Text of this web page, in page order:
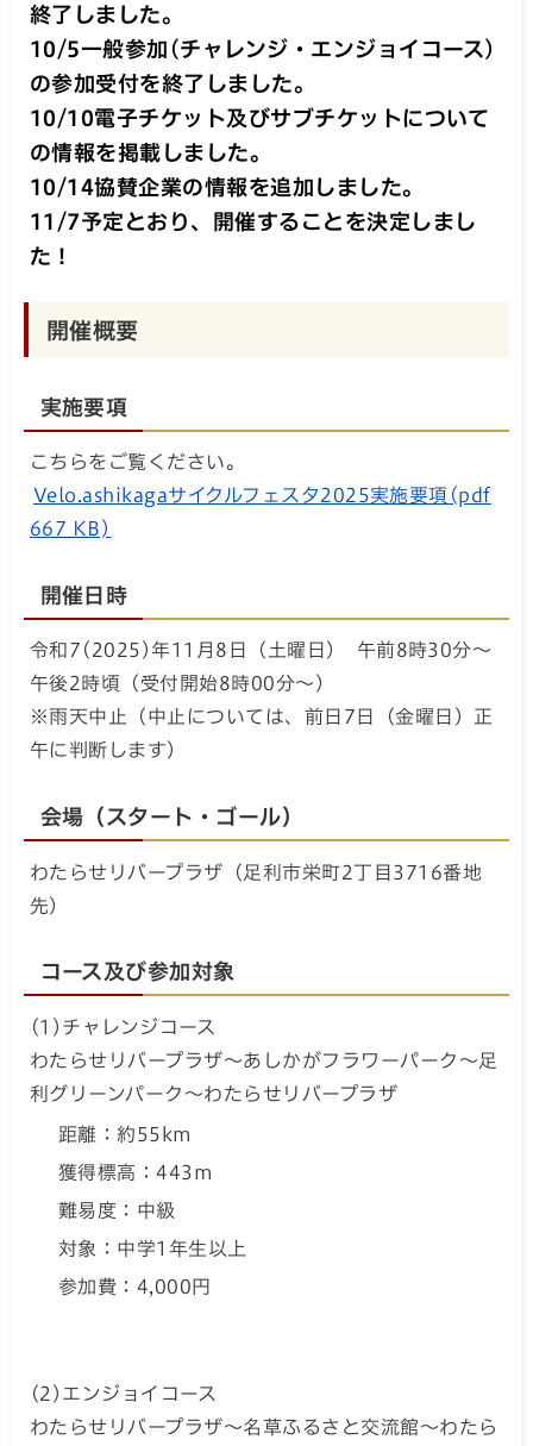
終了しました。
10/5一般参加(チャレンジ・エンジョイコース)
の参加受付を終了しました。
10/10電子チケット及びサブチケットについて
の情報を掲載しました。
10/14協賛企業の情報を追加しました。
11/7予定とおり、開催することを決定しまし
た！
開催概要
実施要項
こちらをご覧ください。
Velo.ashikagaサイクルフェスタ2025実施要項(pdf
667 KB)
開催日時
令和7(2025)年11月8日（土曜日） 午前8時30分～
午後2時頃（受付開始8時00分～）
※雨天中止（中止については、前日7日（金曜日）正
午に判断します）
会場（スタート・ゴール）
わたらせリバープラザ（足利市栄町2丁目3716番地
先）
コース及び参加対象
(1)チャレンジコース
わたらせリバープラザ～あしかがフラワーパーク～足
利グリーンパーク～わたらせリバープラザ
距離：約55km
獲得標高：443m
難易度：中級
対象：中学1年生以上
参加費：4,000円
(2)エンジョイコース
わたらせリバープラザ～名草ふるさと交流館～わたら